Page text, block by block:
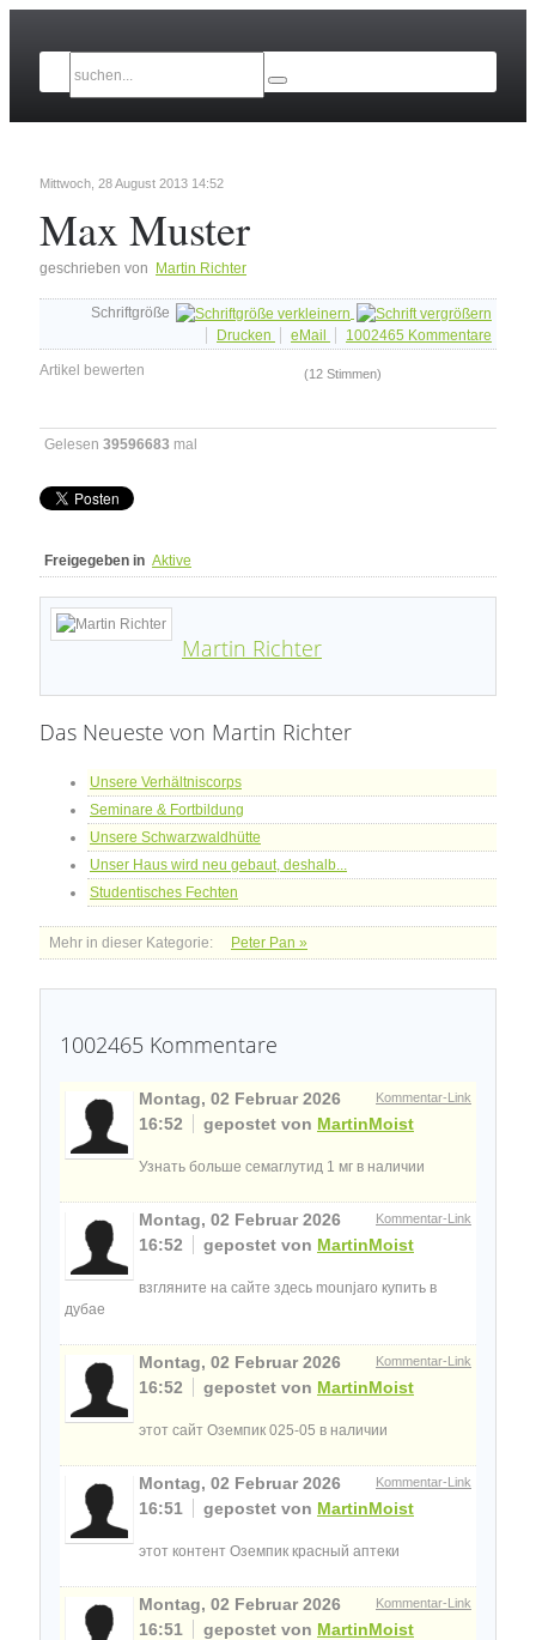
Mittwoch, 28 August 2013 14:52
Max Muster
geschrieben von Martin Richter
Schriftgröße
Drucken
eMail 1002465 Kommentare
Artikel bewerten (12 Stimmen)
Gelesen 39596683 mal
Freigegeben in Aktive
Martin Richter
Das Neueste von Martin Richter
Unsere Verhältniscorps
Seminare & Fortbildung
Unsere Schwarzwaldhütte
Unser Haus wird neu gebaut, deshalb...
Studentisches Fechten
Mehr in dieser Kategorie: Peter Pan »
1002465 Kommentare
Kommentar-Link
Montag, 02 Februar 2026
16:52
gepostet von MartinMoist
Узнать больше семаглутид 1 мг в наличии
Kommentar-Link
Montag, 02 Februar 2026
16:52
gepostet von MartinMoist
взгляните на сайте здесь mounjaro купить в
дубае
Kommentar-Link
Montag, 02 Februar 2026
16:52
gepostet von MartinMoist
этот сайт Оземпик 025-05 в наличии
Kommentar-Link
Montag, 02 Februar 2026
16:51
gepostet von MartinMoist
этот контент Оземпик красный аптеки
Kommentar-Link
Montag, 02 Februar 2026
16:51
gepostet von MartinMoist